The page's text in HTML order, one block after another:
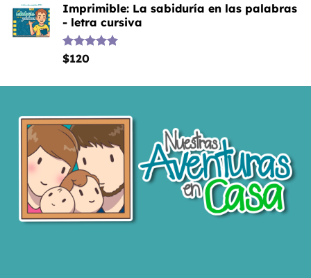
Imprimible: La sabiduría en las palabras
- letra cursiva
Valorado
$120